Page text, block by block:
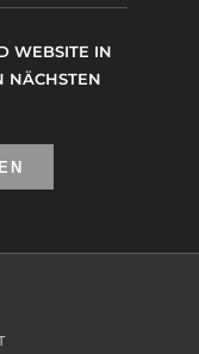
WEBSITE IN
NÄCHSTEN